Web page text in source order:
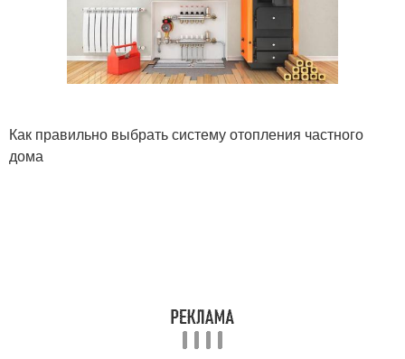
Как правильно выбрать систему отопления частного
дома